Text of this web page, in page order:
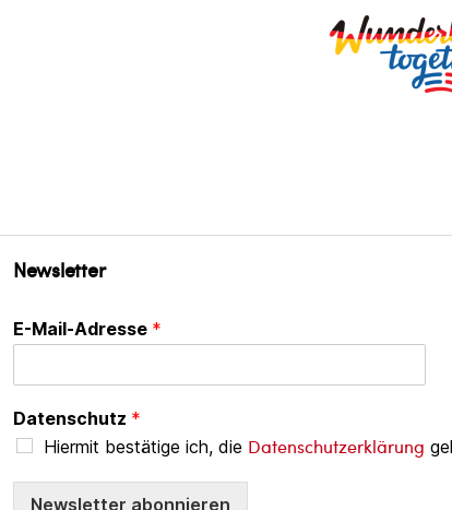
Newsletter
E-Mail-Adresse *
Datenschutz *
Hiermit bestätige ich, die Datenschutzerklärung
Newsletter abonnieren